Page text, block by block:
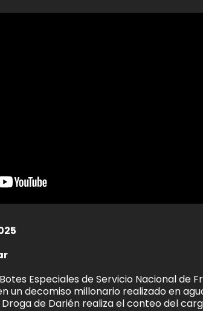
Especiales de Servicio Nacional de
un decomiso millonario realizado en
de Darién realiza el conteo del